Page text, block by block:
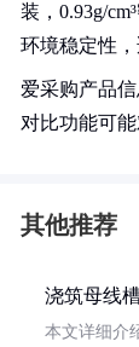
装，0.93g/
环境稳定性
爱采购产品
对比功能可
其他推荐
浇筑母线
本文详细介